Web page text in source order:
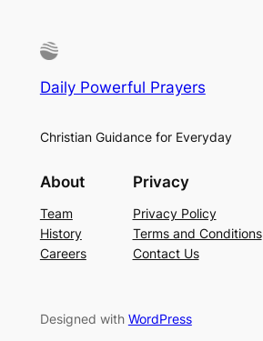
Daily Powerful Prayers
Christian Guidance for Everyday
About
Team
History
Careers
Privacy
Privacy Policy
Terms and Conditions
Contact Us
Designed with WordPress